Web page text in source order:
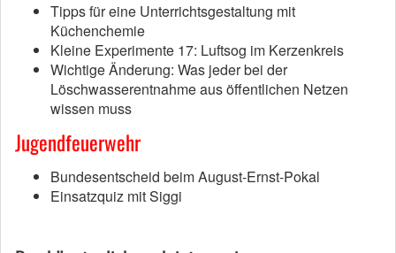
Tipps für eine Unterrichtsgestaltung mit
Küchenchemie
Kleine Experimente 17: Luftsog im Kerzenkreis
Wichtige Änderung: Was jeder bei der
Löschwasserentnahme aus öffentlichen Netzen
wissen muss
Jugendfeuerwehr
Bundesentscheid beim August-Ernst-Pokal
Einsatzquiz mit Siggi